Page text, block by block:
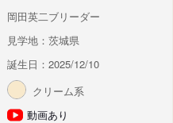
岡田英二ブリーダー
見学地：茨城県
誕生日：2025/12/10
クリーム系
動画あり